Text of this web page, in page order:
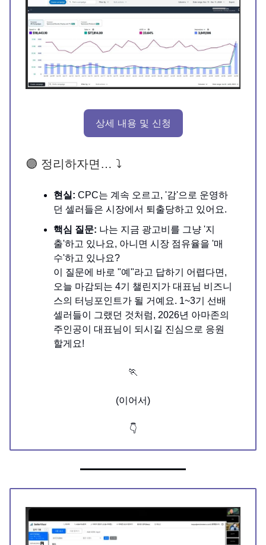
상세 내용 및 신청
🟣 정리하자면… ⤵️
현실: CPC는 계속 오르고, '감'으로 운영하
던 셀러들은 시장에서 퇴출당하고 있어요.
핵심 질문: 나는 지금 광고비를 그냥 '지
출'하고 있나요, 아니면 시장 점유율을 '매
수'하고 있나요?
이 질문에 바로 "예"라고 답하기 어렵다면,
오늘 마감되는 4기 챌린지가 대표님 비즈니
스의 터닝포인트가 될 거예요. 1~3기 선배
셀러들이 그랬던 것처럼, 2026년 아마존의
주인공이 대표님이 되시길 진심으로 응원
할게요!
🏃
(이어서)
👇